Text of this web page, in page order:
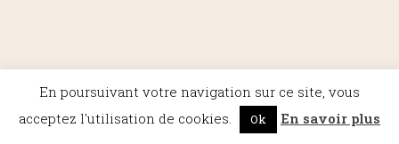
En poursuivant votre navigation sur ce site, vous
acceptez l'utilisation de cookies.
Ok En savoir plus